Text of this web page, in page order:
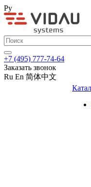
Ру
+7 (495) 777-74-64
Заказать звонок
Ru En 简体中文